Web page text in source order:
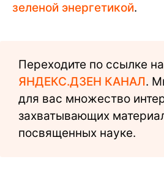
зеленой энергетикой.
Переходите по ссылке
ЯНДЕКС.ДЗЕН КАНАЛ.
для вас множество
захватывающих
посвященных науке.